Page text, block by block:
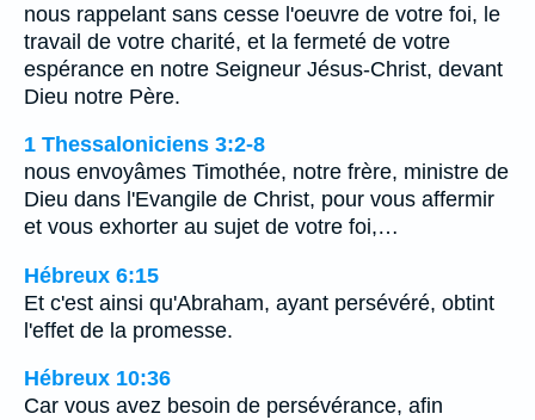
nous rappelant sans cesse l'oeuvre de votre foi, le
travail de votre charité, et la fermeté de votre
espérance en notre Seigneur Jésus-Christ, devant
Dieu notre Père.
1 Thessaloniciens 3:2-8
nous envoyâmes Timothée, notre frère, ministre de
Dieu dans l'Evangile de Christ, pour vous affermir
et vous exhorter au sujet de votre foi,…
Hébreux 6:15
Et c'est ainsi qu'Abraham, ayant persévéré, obtint
l'effet de la promesse.
Hébreux 10:36
Car vous avez besoin de persévérance, afin